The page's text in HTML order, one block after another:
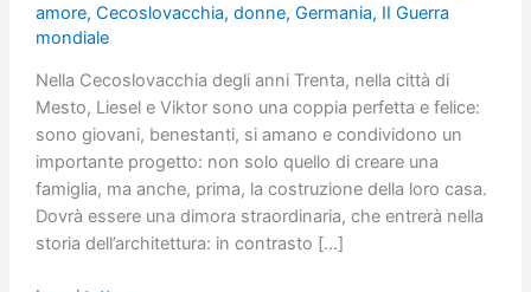
amore, Cecoslovacchia, donne, Germania, II Guerra
mondiale
Nella Cecoslovacchia degli anni Trenta, nella città di
Mesto, Liesel e Viktor sono una coppia perfetta e felice:
sono giovani, benestanti, si amano e condividono un
importante progetto: non solo quello di creare una
famiglia, ma anche, prima, la costruzione della loro casa.
Dovrà essere una dimora straordinaria, che entrerà nella
storia dell’architettura: in contrasto […]